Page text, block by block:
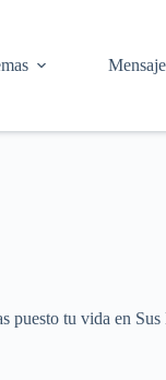
tu vida en